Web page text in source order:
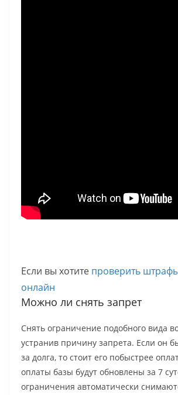
Если вы хотите проверить
онлайн
Можно ли снять запрет
Снять ограничение подобного вида
устранив причину запрета. Если он
за долга, то стоит его побыстрее
оплаты базы будут обновлены за 7
ограничения автоматически